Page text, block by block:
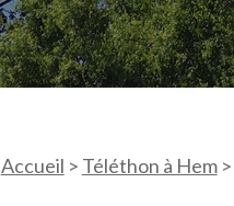
Accueil > Téléthon à Hem>